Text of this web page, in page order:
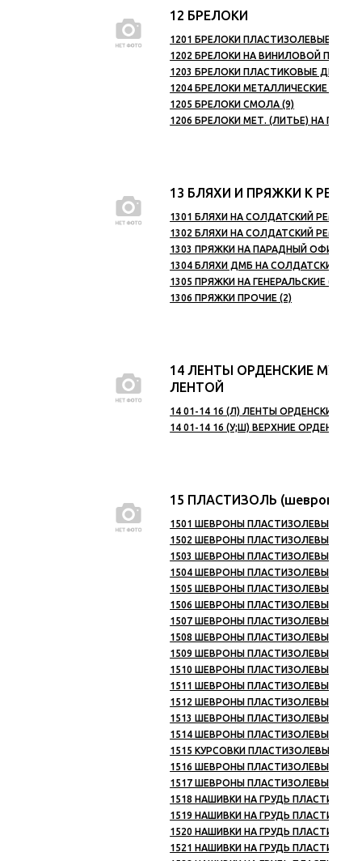
12 БРЕЛОКИ
1201 БРЕЛОКИ ПЛАСТИЗОЛЕВЫЕ (145)
1202 БРЕЛОКИ НА ВИНИЛОВОЙ
1203 БРЕЛОКИ ПЛАСТИКОВЫЕ
1204 БРЕЛОКИ МЕТАЛЛИЧЕСКИЕ (233)
1205 БРЕЛОКИ СМОЛА (9)
1206 БРЕЛОКИ МЕТ. (ЛИТЬЕ) НА
13 БЛЯХИ И ПРЯЖКИ К
1301 БЛЯХИ НА СОЛДАТСКИЙ РЕМЕНЬ
1302 БЛЯХИ НА СОЛДАТСКИЙ РЕМЕНЬ
1303 ПРЯЖКИ НА ПАРАДНЫЙ
1304 БЛЯХИ ДМБ НА СОЛДАТСКИЙ
1305 ПРЯЖКИ НА ГЕНЕРАЛЬСКИЕ (9)
1306 ПРЯЖКИ ПРОЧИЕ (2)
14 ЛЕНТЫ ОРДЕНСКИЕ
ЛЕНТОЙ
14 01-14 16 (Л) ЛЕНТЫ ОРДЕНСКИЕ
14 01-14 16 (У;Ш) ВЕРХНИЕ
15 ПЛАСТИЗОЛЬ (шевроны,
1501 ШЕВРОНЫ ПЛАСТИЗОЛЕВЫЕ ВС
1502 ШЕВРОНЫ ПЛАСТИЗОЛЕВЫЕ ДМБ
1503 ШЕВРОНЫ ПЛАСТИЗОЛЕВЫЕ ВДВ
1504 ШЕВРОНЫ ПЛАСТИЗОЛЕВЫЕ ВМФ
1505 ШЕВРОНЫ ПЛАСТИЗОЛЕВЫЕ МВД
1506 ШЕВРОНЫ ПЛАСТИЗОЛЕВЫЕ ВВ
1507 ШЕВРОНЫ ПЛАСТИЗОЛЕВЫЕ ПС
1508 ШЕВРОНЫ ПЛАСТИЗОЛЕВЫЕ ФСБ
1509 ШЕВРОНЫ ПЛАСТИЗОЛЕВЫЕ МЮ
1510 ШЕВРОНЫ ПЛАСТИЗОЛЕВЫЕ МЧС
1511 ШЕВРОНЫ ПЛАСТИЗОЛЕВЫЕ
1512 ШЕВРОНЫ ПЛАСТИЗОЛЕВЫЕ
1513 ШЕВРОНЫ ПЛАСТИЗОЛЕВЫЕ
1514 ШЕВРОНЫ ПЛАСТИЗОЛЕВЫЕ
1515 КУРСОВКИ ПЛАСТИЗОЛЕВЫЕ (67)
1516 ШЕВРОНЫ ПЛАСТИЗОЛЕВЫЕ
1517 ШЕВРОНЫ ПЛАСТИЗОЛЕВЫЕ СНГ
1518 НАШИВКИ НА ГРУДЬ
1519 НАШИВКИ НА ГРУДЬ
1520 НАШИВКИ НА ГРУДЬ
1521 НАШИВКИ НА ГРУДЬ